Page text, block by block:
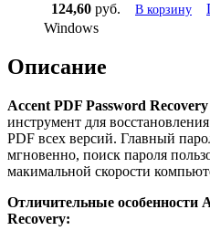
124,60 руб. В корзину
Windows
Описание
Accent PDF Password
инструмент для
PDF всех версий. Главный
мгновенно, поиск пароля
макимальной скорости
Отличительные особенности
Recovery: